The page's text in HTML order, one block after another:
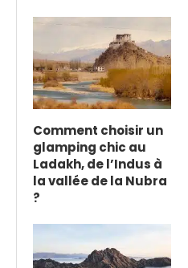
Comment choisir un
glamping chic au
Ladakh, de l’Indus à
la vallée de la Nubra
?